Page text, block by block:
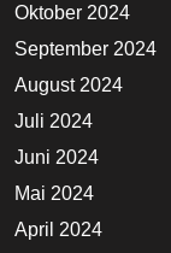
Oktober 2024
September 2024
August 2024
Juli 2024
Juni 2024
Mai 2024
April 2024